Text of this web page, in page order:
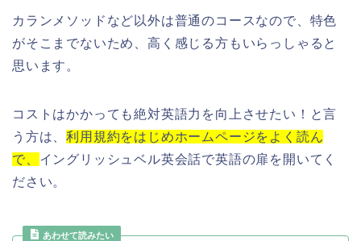
カランメソッドなど以外は普通のコースなので、特色
がそこまでないため、高く感じる方もいらっしゃると
思います。
コストはかかっても絶対英語力を向上させたい！と言
う方は、利用規約をはじめホームページをよく読ん
で、 イングリッシュベル英会話で英語の扉を開いてく
ださい。